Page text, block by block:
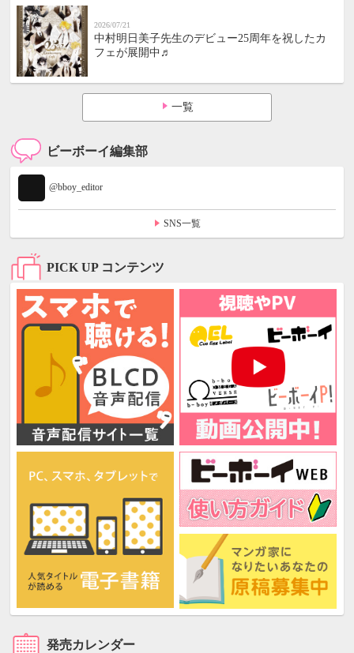
2026/07/21
中村明日美子先生のデビュー25周年を祝したカ
フェが展開中♬
一覧
ビーボーイ編集部
@bboy_editor
SNS一覧
PICK UP コンテンツ
発売カレンダー